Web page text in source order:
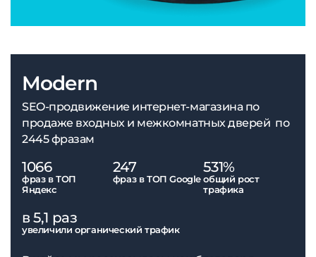
Modern
SEO-продвижение интернет-магазина по
продаже входных и межкомнатных дверей по
2445 фразам
1066
фраз в ТОП
Яндекс
247
фраз в ТОП Google
531%
общий рост
трафика
в 5,1 раз
увеличили органический трафик